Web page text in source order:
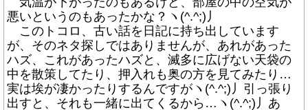
悪いというのもあったかな？ヽ(^.^;)丿
このトコロ、古い話を日記に持ち出しています
が、そのネタ探しではありませんが、あれがあった
ハズ、これがあったハズと、滅多に広げない天袋の
中を散策してたり、押入れも奥の方を見てみたり…
実は埃が凄かったりするんですがヽ(^.^;)丿引っ張り
出すと、それも一緒に出てくるから…ヽ(^.^;)丿あ